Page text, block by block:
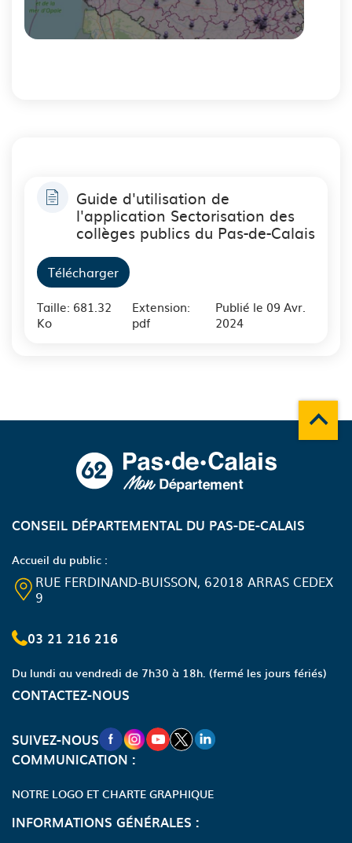
Guide d'utilisation de
l'application Sectorisation des
collèges publics du Pas-de-Calais
Télécharger
Taille: 681.32
Ko
Extension:
pdf
Publié le 09 Avr.
2024
CONSEIL DÉPARTEMENTAL DU PAS-DE-CALAIS
Accueil du public :
RUE FERDINAND-BUISSON, 62018 ARRAS CEDEX
9
03 21 216 216
Du lundi au vendredi de 7h30 à 18h. (fermé les jours fériés)
CONTACTEZ-NOUS
SUIVEZ-NOUSNOUVELLE FENÊTRE VERS LA PAGE
NOUVELLE FENÊTRE VERS LA
NOUVELLE FENÊTRE VERS LA
NOUVELLE FENÊTRE VERS
NOUVELLE FENÊTRE
COMMUNICATION :
NOTRE LOGO ET CHARTE GRAPHIQUE
INFORMATIONS GÉNÉRALES :